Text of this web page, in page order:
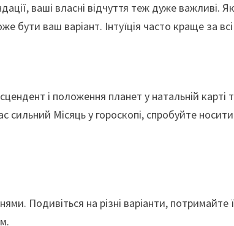
ваші власні відчуття теж дуже важливі.
бути ваш варіант. Інтуїція часто краще за
і положення планет у натальній
Місяць у гороскопі, спробуйте
Подивіться на різні варіанти,